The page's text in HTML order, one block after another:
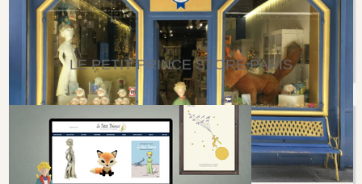
LE PETIT PRINCE STORE PARIS